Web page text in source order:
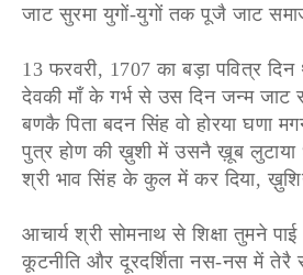
जाट सुरमा युगों-युगों तक पूजै जाट
13 फरवरी, 1707 का बड़ा पवित्र दिन
देवकी माँ के गर्भ से उस दिन जन्म जाट
बणकै पिता बदन सिंह वो होरया घणा
पुत्र होण की ख़ुशी में उसनै ख़ूब लुटाया
श्री भाव सिंह के कुल में कर दिया,
आचार्य श्री सोमनाथ से शिक्षा तुमने पाई
कूटनीति और दूरदर्शिता नस-नस में तेरै